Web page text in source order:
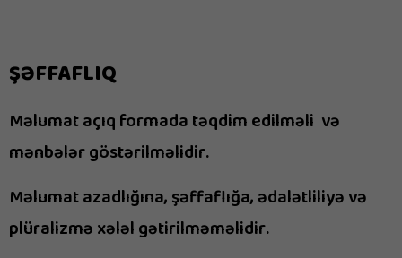
ŞƏFFAFLIQ
Məlumat açıq formada təqdim edilməli və
mənbələr göstərilməlidir.
Məlumat azadlığına, şəffaflığa, ədalətliliyə və
plüralizmə xələl gətirilməməlidir.